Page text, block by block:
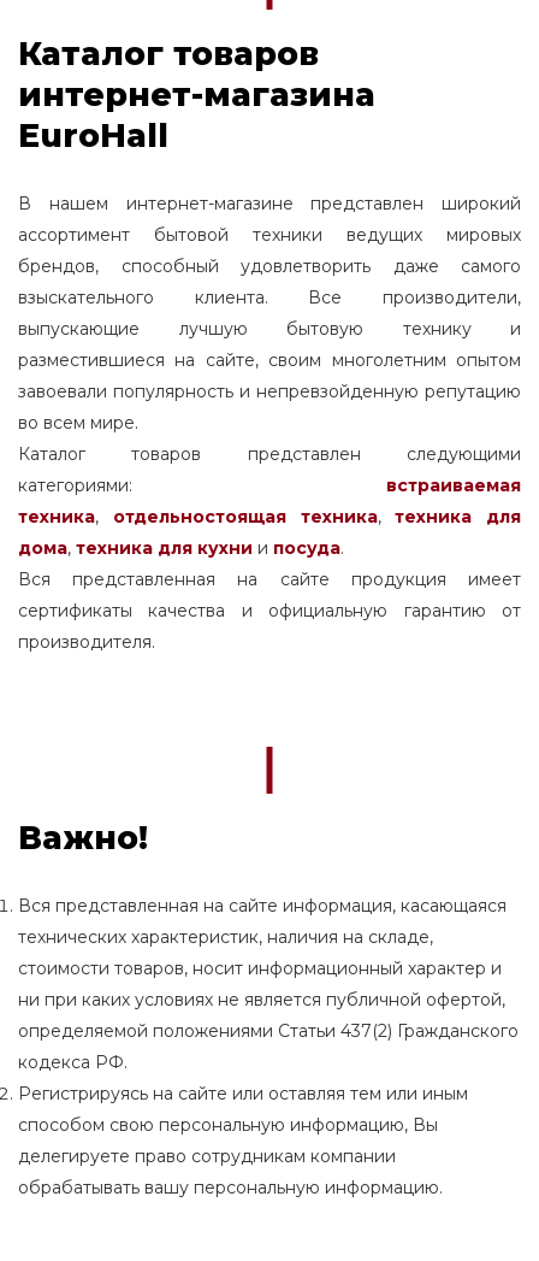
Каталог товаров
интернет-магазина
EuroHall
В нашем интернет-магазине представлен широкий
ассортимент бытовой техники ведущих мировых
брендов, способный удовлетворить даже самого
взыскательного клиента. Все производители,
выпускающие лучшую бытовую технику и
разместившиеся на сайте, своим многолетним опытом
завоевали популярность и непревзойденную репутацию
во всем мире.
Каталог товаров представлен следующими
категориями: встраиваемая
техника, отдельностоящаятехника,
техника для
дома, техника для кухни и посуда.
Вся представленная на сайте продукция имеет
сертификаты качества и официальную гарантию от
производителя.
Важно!
Вся представленная на сайте информация, касающаяся
технических характеристик, наличия на складе,
стоимости товаров, носит информационный характер и
ни при каких условиях не является публичной офертой,
определяемой положениями Статьи 437(2) Гражданского
кодекса РФ.
Регистрируясь на сайте или оставляя тем или иным
способом свою персональную информацию, Вы
делегируете право сотрудникам компании
обрабатывать вашу персональную информацию.